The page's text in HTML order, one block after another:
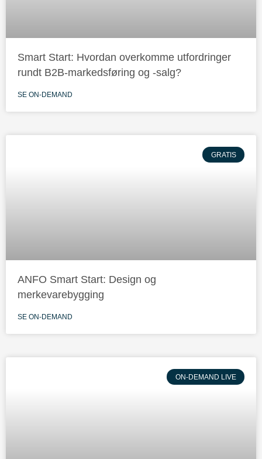
Smart Start: Hvordan overkomme utfordringer
rundt B2B-markedsføring og -salg?
SE ON-DEMAND
GRATIS
ANFO Smart Start: Design og
merkevarebygging
SE ON-DEMAND
ON-DEMAND LIVE